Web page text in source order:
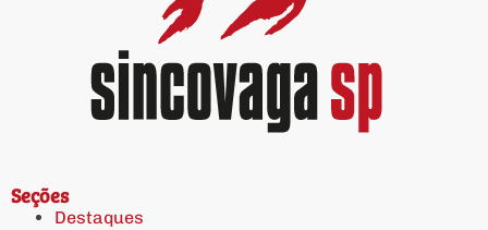
Seções
Destaques